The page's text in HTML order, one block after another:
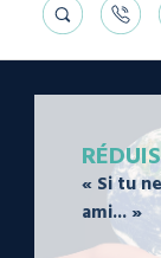
« Si tu
ami... »